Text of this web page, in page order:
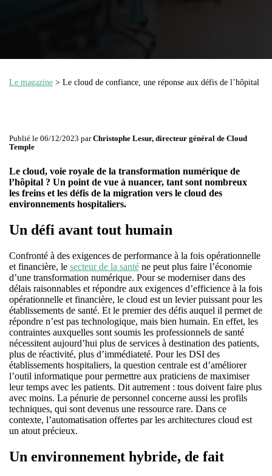
Le magazine > Le cloud de confiance, une réponse aux défis de l’hôpital
Publié le 06/12/2023 parChristophe Lesur, directeur général de Cloud
Temple
Le cloud, voie royale de la transformation numérique de
l’hôpital ? Un point de vue à nuancer, tant sont nombreux
les freins et les défis de la migration vers le cloud des
environnements hospitaliers.
Un défi avant tout humain
Confronté à des exigences de performance à la fois opérationnelle
et financière, le secteur de la santé ne peut plus faire l’économie
d’une transformation numérique. Pour se moderniser dans des
délais raisonnables et répondre aux exigences d’efficience à la fois
opérationnelle et financière, le cloud est un levier puissant pour les
établissements de santé. Et le premier des défis auquel il permet de
répondre n’est pas technologique, mais bien humain. En effet, les
contraintes auxquelles sont soumis les professionnels de santé
nécessitent aujourd’hui plus de services à destination des patients,
plus de réactivité, plus d’immédiateté. Pour les DSI des
établissements hospitaliers, la question centrale est d’améliorer
l’outil informatique pour permettre aux praticiens de maximiser
leur temps avec les patients. Dit autrement : tous doivent faire plus
avec moins. La pénurie de personnel concerne aussi les profils
techniques, qui sont devenus une ressource rare. Dans ce
contexte, l’automatisation offertes par les architectures cloud est
un atout précieux.
Un environnement hybride, de fait